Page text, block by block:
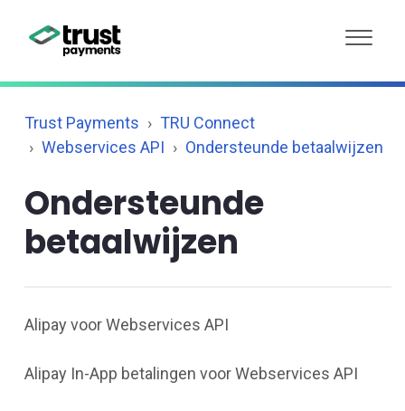
Trust Payments
TRU Connect
Webservices API
Ondersteunde betaalwijzen
Ondersteunde
betaalwijzen
Alipay voor Webservices API
Alipay In-App betalingen voor Webservices API